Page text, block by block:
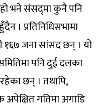
भने संसद्‌मा कुनै पनि
। प्रतिनिधिसभामा
१६७ जना सांसद छन् । यो
पनि दुई दलका
छन् । तथापि,
गतिमा अगाडि